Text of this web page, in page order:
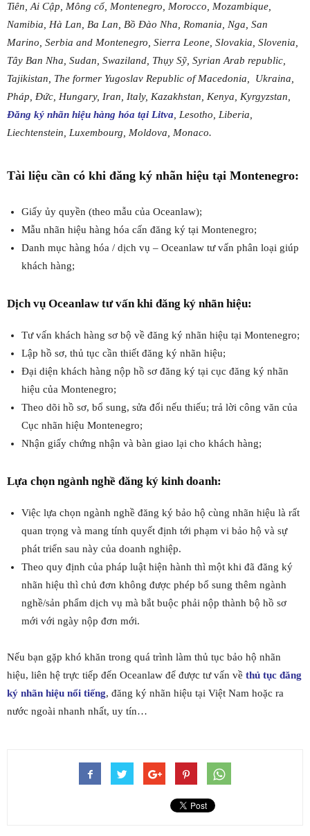
Tiên, Ai Cập, Mông cổ, Montenegro, Morocco, Mozambique,
Namibia, Hà Lan, Ba Lan, Bồ Đào Nha, Romania, Nga, San
Marino, Serbia and Montenegro, Sierra Leone, Slovakia, Slovenia,
Tây Ban Nha, Sudan, Swaziland, Thụy Sỹ, Syrian Arab republic,
Tajikistan, The former Yugoslav Republic of Macedonia, Ukraina,
Pháp, Đức, Hungary, Iran, Italy, Kazakhstan, Kenya, Kyrgyzstan,
Đăng ký nhãn hiệu hàng hóa tại Litva, Lesotho, Liberia,
Liechtenstein, Luxembourg, Moldova, Monaco.
Tài liệu cần có khi đăng ký nhãn hiệu tại Montenegro:
Giấy ủy quyền (theo mẫu của Oceanlaw);
Mẫu nhãn hiệu hàng hóa cấn đăng ký tại Montenegro;
Danh mục hàng hóa / dịch vụ – Oceanlaw tư vấn phân loại giúp
khách hàng;
Dịch vụ Oceanlaw tư vấn khi đăng ký nhãn hiệu:
Tư vấn khách hàng sơ bộ về đăng ký nhãn hiệu tại Montenegro;
Lập hồ sơ, thủ tục cần thiết đăng ký nhãn hiệu;
Đại diện khách hàng nộp hồ sơ đăng ký tại cục đăng ký nhãn
hiệu của Montenegro;
Theo dõi hồ sơ, bổ sung, sửa đổi nếu thiếu; trả lời công văn của
Cục nhãn hiệu Montenegro;
Nhận giấy chứng nhận và bàn giao lại cho khách hàng;
Lựa chọn ngành nghề đăng ký kinh doanh:
Việc lựa chọn ngành nghề đăng ký bảo hộ cùng nhãn hiệu là rất
quan trọng và mang tính quyết định tới phạm vi bảo hộ và sự
phát triển sau này của doanh nghiệp.
Theo quy định của pháp luật hiện hành thì một khi đã đăng ký
nhãn hiệu thì chủ đơn không được phép bổ sung thêm ngành
nghề/sản phẩm dịch vụ mà bắt buộc phải nộp thành bộ hồ sơ
mới với ngày nộp đơn mới.
Nếu bạn gặp khó khăn trong quá trình làm thủ tục bảo hộ nhãn
hiệu, liên hệ trực tiếp đến Oceanlaw để được tư vấn về thủ tục đăng
ký nhãn hiệu nổi tiếng, đăng ký nhãn hiệu tại Việt Nam hoặc ra
nước ngoài nhanh nhất, uy tín…